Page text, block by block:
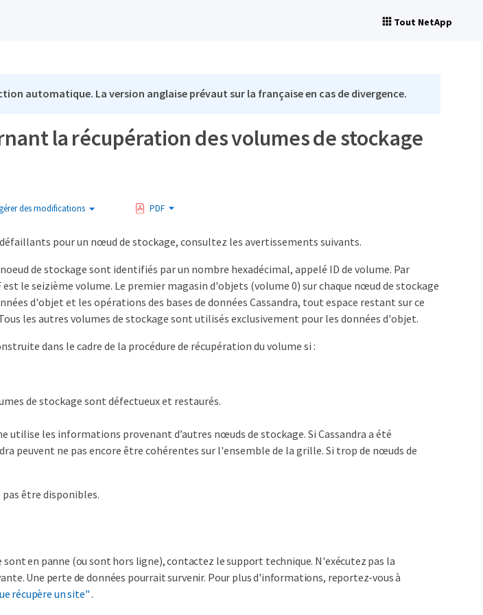
Tout NetApp
automatique. La version anglaise prévaut sur la française en cas de divergence.
la récupération des volumes de stockage
des modifications PDF
pour un nœud de stockage, consultez les avertissements suivants.
de stockage sont identifiés par un nombre hexadécimal, appelé ID de volume. Par
le seizième volume. Le premier magasin d'objets (volume 0) sur chaque nœud de stockage
d'objet et les opérations des bases de données Cassandra, tout espace restant sur ce
les autres volumes de stockage sont utilisés exclusivement pour les données d'objet.
dans le cadre de la procédure de récupération du volume si :
de stockage sont défectueux et restaurés.
utilise les informations provenant d’autres nœuds de stockage. Si Cassandra a été
peuvent ne pas encore être cohérentes sur l'ensemble de la grille. Si trop de nœuds de
pas être disponibles.
sont en panne (ou sont hors ligne), contactez le support technique. N'exécutez pas la
Une perte de données pourrait survenir. Pour plus d'informations, reportez-vous à
récupère un site".